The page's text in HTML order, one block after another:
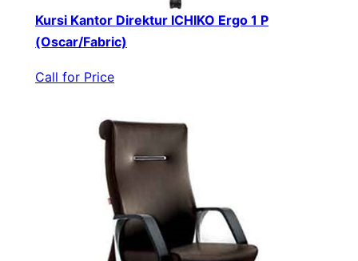
Kursi Kantor Direktur ICHIKO Ergo 1 P
(Oscar/Fabric)
Call for Price